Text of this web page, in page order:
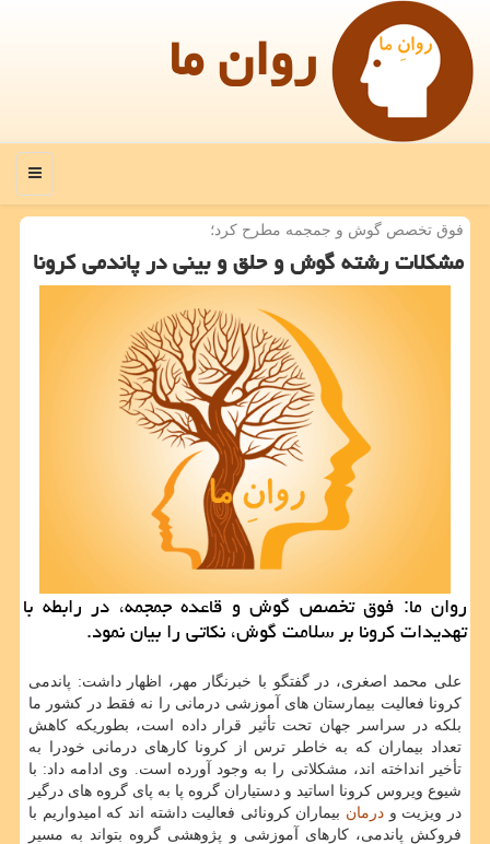
روان ما
منو
فوق تخصص گوش و جمجمه مطرح كرد؛
مشكلات رشته گوش و حلق و بینی در پاندمی كرونا
روان ما: فوق تخصص گوش و قاعده جمجمه، در رابطه با
تهدیدات كرونا بر سلامت گوش، نكاتی را بیان نمود.
علی محمد اصغری، در گفتگو با خبرنگار مهر، اظهار داشت: پاندمی
کرونا فعالیت بیمارستان های آموزشی درمانی را نه فقط در کشور ما
بلکه در سراسر جهان تحت تأثیر قرار داده است، بطوریکه کاهش
تعداد بیماران که به خاطر ترس از کرونا کارهای درمانی خودرا به
تأخیر انداخته اند، مشکلاتی را به وجود آورده است. وی ادامه داد: با
شیوع ویروس کرونا اساتید و دستیاران گروه پا به پای گروه های درگیر
در ویزیت و درمان بیماران کرونائی فعالیت داشته اند که امیدواریم با
فروکش پاندمی، کارهای آموزشی و پژوهشی گروه بتواند به مسیر